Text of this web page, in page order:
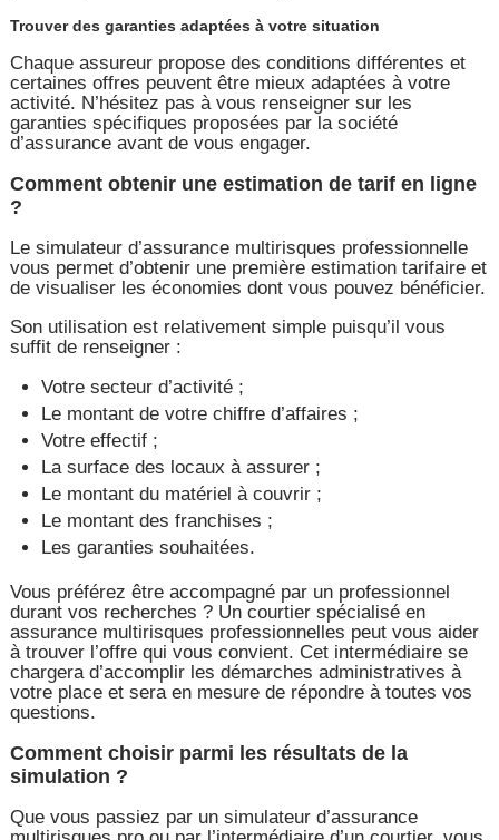
Trouver des garanties adaptées à votre situation
Chaque assureur propose des conditions différentes et
certaines offres peuvent être mieux adaptées à votre
activité. N’hésitez pas à vous renseigner sur les
garanties spécifiques proposées par la société
d’assurance avant de vous engager.
Comment obtenir une estimation de tarif en ligne
?
Le simulateur d’assurance multirisques professionnelle
vous permet d’obtenir une première estimation tarifaire et
de visualiser les économies dont vous pouvez bénéficier.
Son utilisation est relativement simple puisqu’il vous
suffit de renseigner :
Votre secteur d’activité ;
Le montant de votre chiffre d’affaires ;
Votre effectif ;
La surface des locaux à assurer ;
Le montant du matériel à couvrir ;
Le montant des franchises ;
Les garanties souhaitées.
Vous préférez être accompagné par un professionnel
durant vos recherches ? Un courtier spécialisé en
assurance multirisques professionnelles peut vous aider
à trouver l’offre qui vous convient. Cet intermédiaire se
chargera d’accomplir les démarches administratives à
votre place et sera en mesure de répondre à toutes vos
questions.
Comment choisir parmi les résultats de la
simulation ?
Que vous passiez par un simulateur d’assurance